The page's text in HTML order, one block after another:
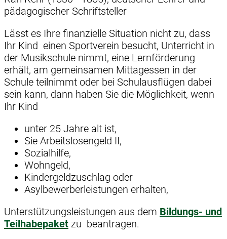
pädagogischer Schriftsteller
Lässt es Ihre finanzielle Situation nicht zu, dass
Ihr Kind einen Sportverein besucht, Unterricht in
der Musikschule nimmt, eine Lernförderung
erhält, am gemeinsamen Mittagessen in der
Schule teilnimmt oder bei Schulausflügen dabei
sein kann, dann haben Sie die Möglichkeit, wenn
Ihr Kind
unter 25 Jahre alt ist,
Sie Arbeitslosengeld II,
Sozialhilfe,
Wohngeld,
Kindergeldzuschlag oder
Asylbewerberleistungen erhalten,
Unterstützungsleistungen aus dem Bildungs- und
Teilhabepaket zu beantragen.